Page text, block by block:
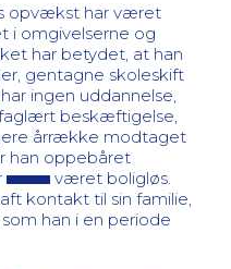
opvækst har været
i omgivelserne og
har betydet, at han
gentagne skoleskift
har ingen uddannelse,
beskæftigelse,
årrække modtaget
han oppebåret
været boligløs.
kontakt til sin familie,
han i en periode